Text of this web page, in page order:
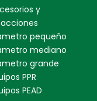
y
pequeño
mediano
grande
PPR
PEAD